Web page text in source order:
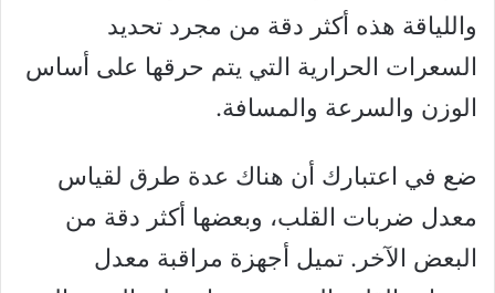
واللياقة هذه أكثر دقة من مجرد تحديد
السعرات الحرارية التي يتم حرقها على أساس
الوزن والسرعة والمسافة.
ضع في اعتبارك أن هناك عدة طرق لقياس
معدل ضربات القلب، وبعضها أكثر دقة من
البعض الآخر. تميل أجهزة مراقبة معدل